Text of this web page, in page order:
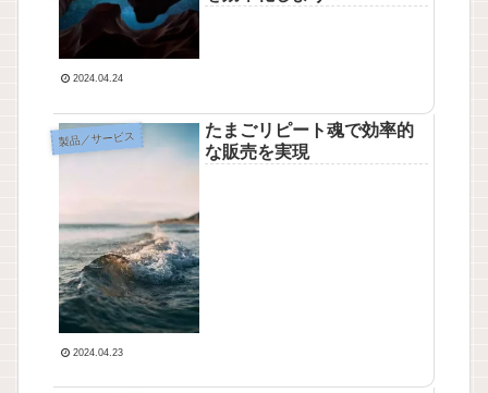
2024.04.24
製品／サービス
たまごリピート魂で効率的
な販売を実現
2024.04.23